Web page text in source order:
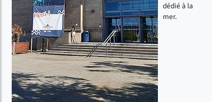
dédié à la
mer.